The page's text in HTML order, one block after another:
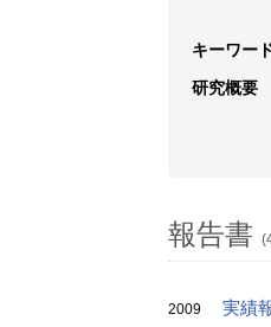
キーワー
研究概要
報告書
2009 実績